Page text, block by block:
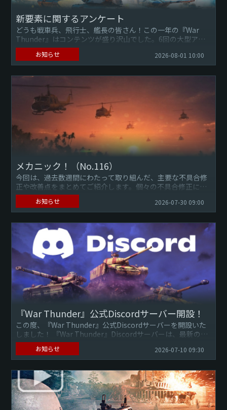
新要素に関するアンケート
どうも戦車兵、飛行士、艦長の皆さん！この一年の『War
Thunder』はコンテンツが盛り沢山でした。6回の大型アッ
プデート、数百種類もの新たな地上車両・航空機・艦艇、マ
ップのリメ...
お知らせ 2026-08-01 10:00
メカニック！（No.116）
今回は、過去数週間にわたって取り組んだ、主要な不具合修
正や改善点をまとめてご紹介します。個々の不具合修正につ
いて確認したい場合は、 公式サイトのチェンジログをご覧く
ださい。不具合を...
お知らせ 2026-07-30 09:00
『War Thunder』公式Discordサーバー開設！
この度、『War Thunder』公式Discordサーバーを開設いた
しました！ 『War Thunder』Discordサーバーは、最新のゲ
ームニュースを入手したり、他のコミュニ...
お知らせ 2026-07-10 09:30